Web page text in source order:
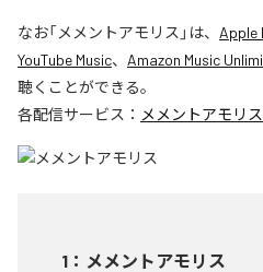
なお「メメントアモリス 」は、 Apple
YouTube Music、 Amazon Music
聴くことができる。
各配信サービス： メメントアモリス
1 ： メメントアモリス